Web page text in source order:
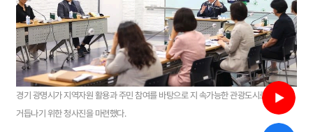
경기 광명시가 지역자원 활용과 주민 참여를 바탕으로 지 속가능한 관광도시로
거듭나기 위한 청사진을 마련했다.